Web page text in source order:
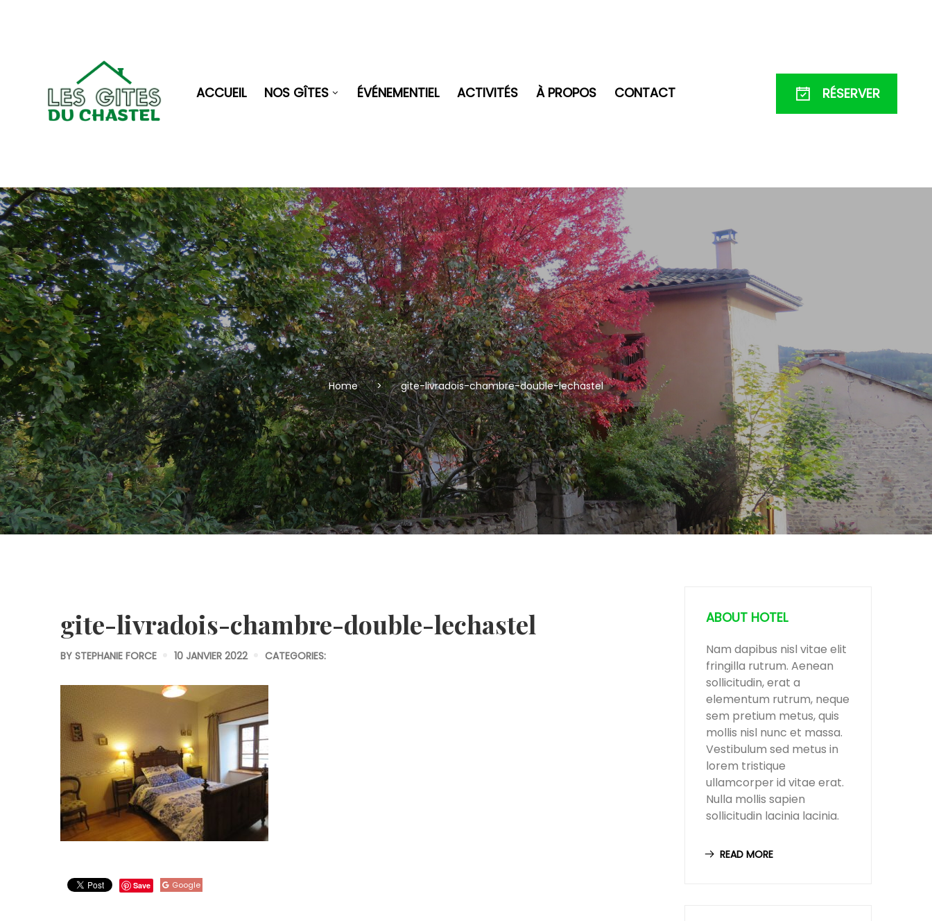
ACCUEIL NOS GÎTES ÉVÉNEMENTIEL ACTIVITÉS À PROPOS CONTACT RÉSERVER
Home > gite-livradois-chambre-double-lechastel
gite-livradois-chambre-double-lechastel
BY STEPHANIE FORCE 10 JANVIER 2022 CATEGORIES:
Save Google
ABOUT HOTEL
Nam dapibus nisl vitae elit
fringilla rutrum. Aenean
sollicitudin, erat a
elementum rutrum, neque
sem pretium metus, quis
mollis nisl nunc et massa.
Vestibulum sed metus in
lorem tristique
ullamcorper id vitae erat.
Nulla mollis sapien
sollicitudin lacinia lacinia.
READ MORE